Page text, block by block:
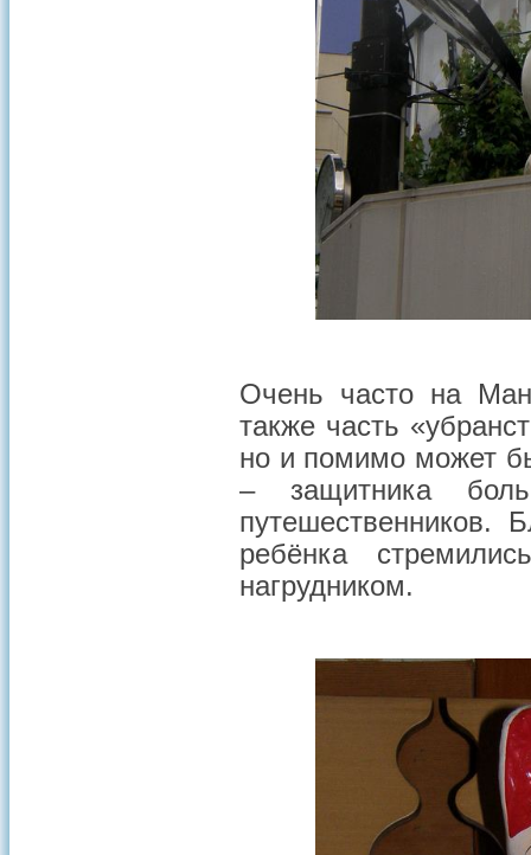
Очень часто на
также часть
но и помимо может
– защитника
путешественников.
ребёнка
нагрудником.